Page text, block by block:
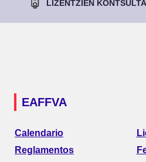
LIZENTZIEN KONTSULTA
EAFFVA
Calendario
Reglamentos